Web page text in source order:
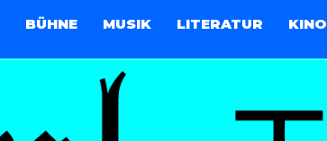
BÜHNE MUSIK LITERATUR KINO